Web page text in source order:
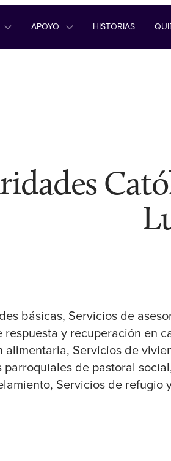
APOYO HISTORIAS
básicas Servicios de
respuesta y recuperación en
alimentaria Servicios de
parroquiales de pastoral social
Servicios de refugio